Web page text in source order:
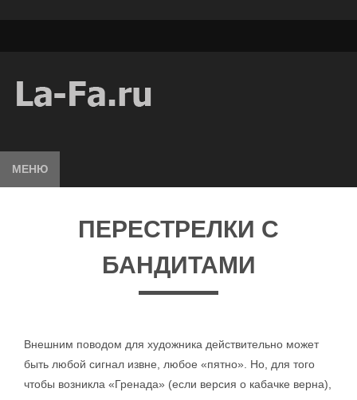
МЕНЮ
ПЕРЕСТРЕЛКИ С
БАНДИТАМИ
Внешним поводом для художника действительно может
быть любой сигнал извне, любое «пятно». Но, для того
чтобы возникла «Гренада» (если версия о кабачке верна),